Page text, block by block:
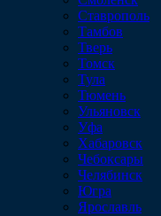
Ставрополь
Тамбов
Тверь
Томск
Тула
Тюмень
Ульяновск
Уфа
Хабаровск
Чебоксары
Челябинск
Югра
Ярославль